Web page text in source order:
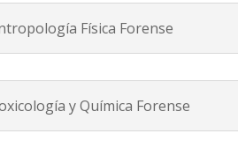
Física Forense
y Química Forense